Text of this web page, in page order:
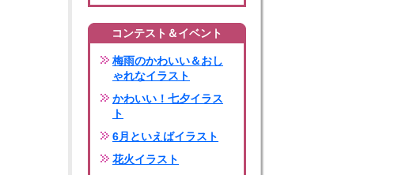
コンテスト＆イベント
梅雨のかわいい＆おし
ゃれなイラスト
かわいい！七夕イラス
ト
6月といえばイラスト
花火イラスト